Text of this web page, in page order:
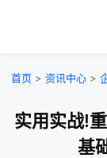
首页 > 资讯中心 >
实用实战!
基